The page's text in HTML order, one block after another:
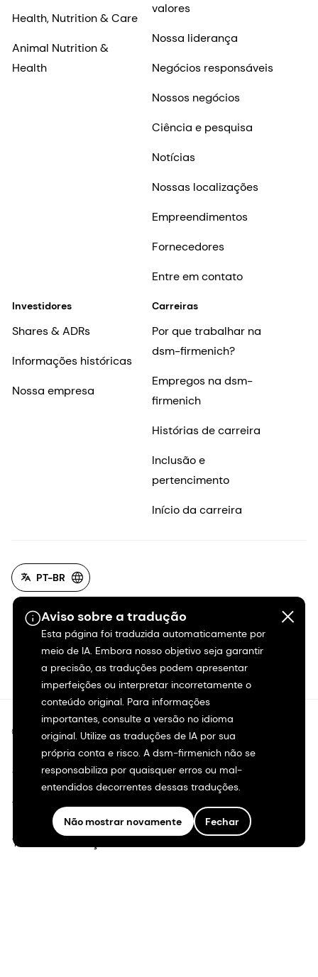
Aviso sobre a tradução
Esta página foi traduzida automaticamente por
meio de IA. Embora nosso objetivo seja garantir
a precisão, as traduções podem apresentar
imperfeições ou interpretar incorretamente o
conteúdo original. Para informações
importantes, consulte a versão no idioma
original. Utilize as traduções de IA por sua
própria conta e risco. A dsm-firmenich não se
responsabiliza por quaisquer erros ou mal-
entendidos decorrentes dessas traduções.
Não mostrar novamente Fechar
Health, Nutrition & Care
Animal Nutrition &
Health
valores
Nossa liderança
Negócios responsáveis
Nossos negócios
Ciência e pesquisa
Notícias
Nossas localizações
Empreendimentos
Fornecedores
Entre em contato
Investidores
Shares & ADRs
Informações históricas
Nossa empresa
Carreiras
Por que trabalhar na
dsm-firmenich?
Empregos na dsm-
firmenich
Histórias de carreira
Inclusão e
pertencimento
Início da carreira
PT-BR
©2026 dsm-firmenich. Todos os direitos reservados.
Aviso de privacidade
Termos de uso
Termos e condições